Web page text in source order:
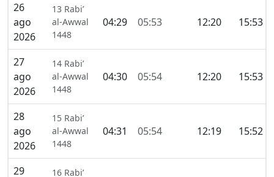
26
ago
2026
13 Rabi’
al-Awwal
1448
04:29 05:53 12:20 15:53
27
ago
2026
14 Rabi’
al-Awwal
1448
04:30 05:54 12:20 15:53
28
ago
2026
15 Rabi’
al-Awwal
1448
04:31 05:54 12:19 15:52
29
16 Rabi’